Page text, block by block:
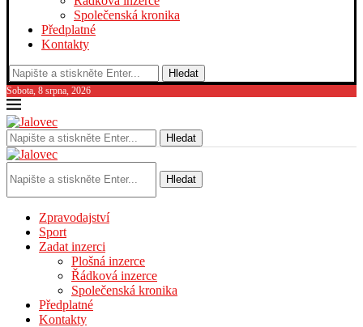
Společenská kronika
Předplatné
Kontakty
Hledat
Sobota, 8 srpna, 2026
Hledat
Hledat
Zpravodajství
Sport
Zadat inzerci
Plošná inzerce
Řádková inzerce
Společenská kronika
Předplatné
Kontakty